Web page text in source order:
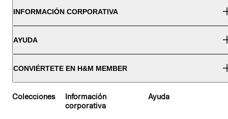
INFORMACIÓN CORPORATIVA
AYUDA
CONVIÉRTETE EN H&M MEMBER
Colecciones
Información
corporativa
Ayuda